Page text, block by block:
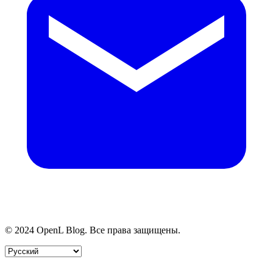
© 2024 OpenL Blog. Все права защищены.